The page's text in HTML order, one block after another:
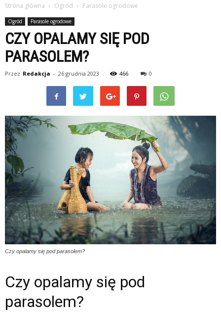
Strona główna Ogród Parasole ogrodowe
Ogród Parasole ogrodowe
CZY OPALAMY SIĘ POD
PARASOLEM?
Przez Redakcja - 26 grudnia 2023 466 0
Czy opalamy się pod parasolem?
Czy opalamy się pod
parasolem?